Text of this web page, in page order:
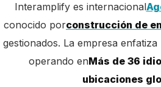
Interamplify es internacional
conocido porconstrucción de
gestionados. La empresa
operando enMás de 36
ubicaciones